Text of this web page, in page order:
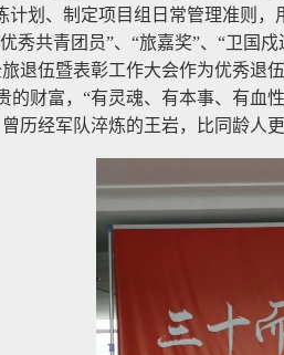
计划、制定项目组日常管理准则
秀共青团员”、“旅嘉奖”、“卫国
退伍暨表彰工作大会作为优秀退
的财富，“有灵魂、有本事、有血
历经军队淬炼的王岩，比同龄人